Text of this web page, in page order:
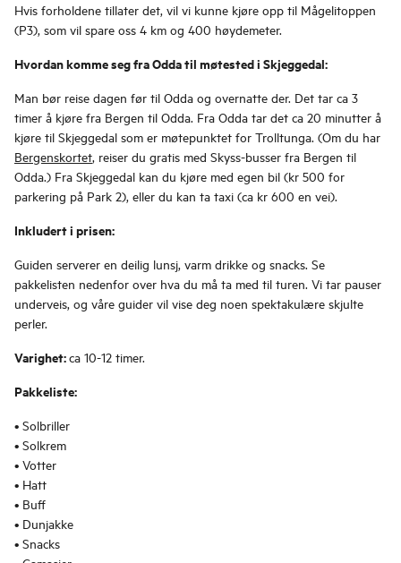
Hvis forholdene tillater det, vil vi kunne kjøre opp til Mågelitoppen
(P3), som vil spare oss 4 km og 400 høydemeter.
Hvordan komme seg fra Odda til møtested i Skjeggedal:
Man bør reise dagen før til Odda og overnatte der. Det tar ca 3
timer å kjøre fra Bergen til Odda. Fra Odda tar det ca 20 minutter å
kjøre til Skjeggedal som er møtepunktet for Trolltunga. (Om du har
Bergenskortet, reiser du gratis med Skyss-busser fra Bergen til
Odda.) Fra Skjeggedal kan du kjøre med egen bil (kr 500 for
parkering på Park 2), eller du kan ta taxi (ca kr 600 en vei).
Inkludert i prisen:
Guiden serverer en deilig lunsj, varm drikke og snacks. Se
pakkelisten nedenfor over hva du må ta med til turen. Vi tar pauser
underveis, og våre guider vil vise deg noen spektakulære skjulte
perler.
Varighet:ca 10-12 timer.
Pakkeliste:
• Solbriller
• Solkrem
• Votter
• Hatt
• Buff
• Dunjakke
• Snacks